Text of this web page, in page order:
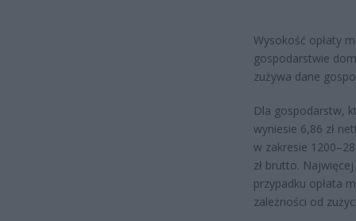
Wysokość opłaty
gospodarstwie
zużywa dane
Dla gospodarstw,
wyniesie 6,86 zł
w zakresie
zł brutto.
przypadku opłata
zależności od